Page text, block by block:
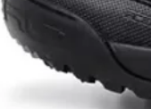
emborrachada.